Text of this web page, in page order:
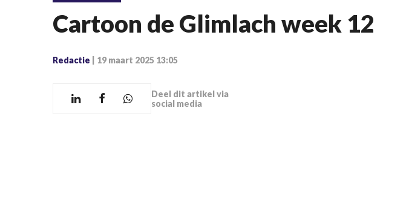
Cartoon de Glimlach week 12
Redactie 19 maart 2025 13:05
Deel dit artikel via
social media